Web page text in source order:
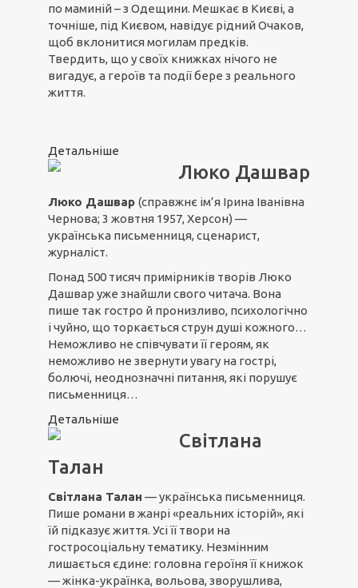
по маминій – з Одещини. Мешкає в Києві, а
точніше, під Києвом, навідує рідний Очаков,
щоб вклонитися могилам предків.
Твердить, що у своїх книжках нічого не
вигадує, а героїв та події бере з реального
життя.
Детальніше
Люко Дашвар
Люко Дашвар (справжнє ім’я Ірина Іванівна
Чернова; 3 жовтня 1957, Херсон) —
українська письменниця, сценарист,
журналіст.
Понад 500 тисяч примірників творів Люко
Дашвар уже знайшли свого читача. Вона
пише так гостро й пронизливо, психологічно
і чуйно, що торкається струн душі кожного…
Неможливо не співчувати її героям, як
неможливо не звернути увагу на гострі,
болючі, неоднозначні питання, які порушує
письменниця…
Детальніше
Світлана
Талан
Світлана Талан — українська письменниця.
Пише романи в жанрі «реальних історій», які
їй підказує життя. Усі її твори на
гостросоціальну тематику. Незмінним
лишається єдине: головна героїня її книжок
— жінка-українка, вольова, зворушлива,